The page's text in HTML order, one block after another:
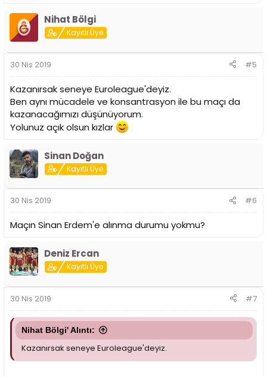
p
l
:
Nihat Bölgi
Kayıtlı Üye
30 Nis 2019 #5
Kazanırsak seneye Euroleague'deyiz.
Ben aynı mücadele ve konsantrasyon ile bu maçı da
kazanacağımızı düşünüyorum.
Yolunuz açık olsun kızlar
Sinan Doğan
Kayıtlı Üye
30 Nis 2019 #6
Maçın Sinan Erdem'e alınma durumu yokmu?
Deniz Ercan
Kayıtlı Üye
30 Nis 2019 #7
Nihat Bölgi' Alıntı:
Kazanırsak seneye Euroleague'deyiz.